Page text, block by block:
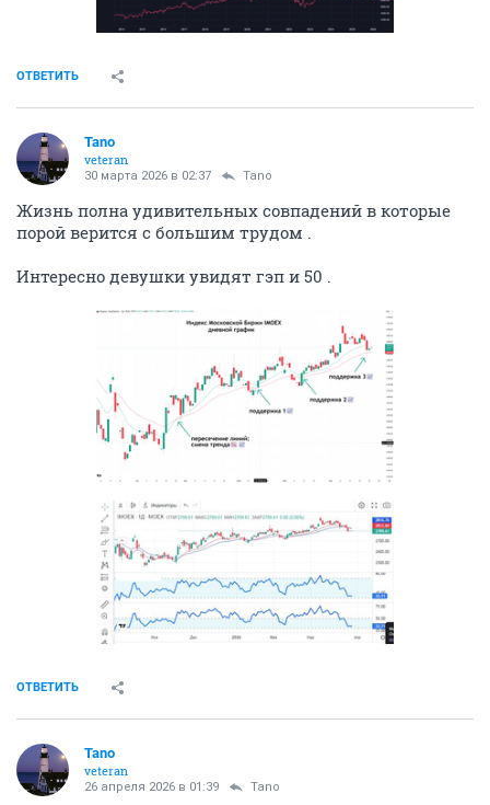
ОТВЕТИТЬ
Tano
veteran
30 марта 2026 в 02:37 Tano
Жизнь полна удивительных совпадений в которые
порой верится с большим трудом .
Интересно девушки увидят гэп и 50 .
ОТВЕТИТЬ
Tano
veteran
26 апреля 2026 в 01:39 Tano